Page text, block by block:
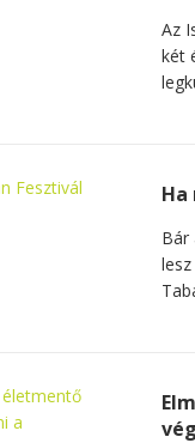
Az
két
Ha
Bár